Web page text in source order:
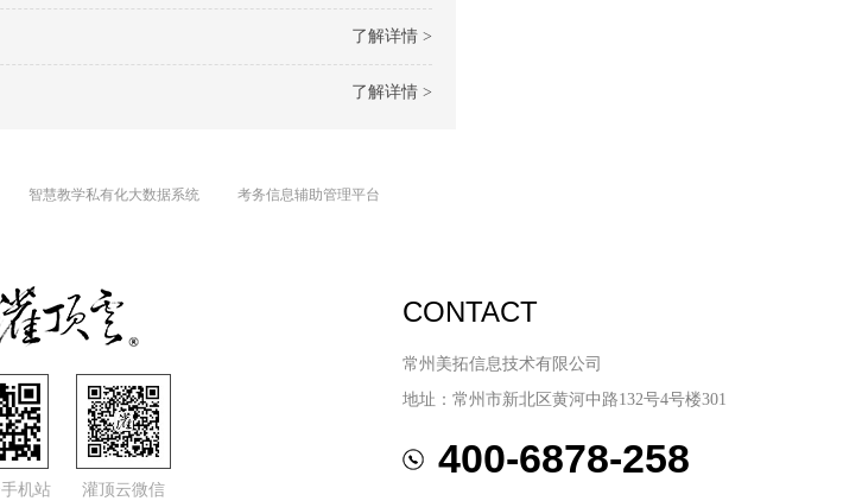
了解详情 >
了解详情 >
智慧教学私有化大数据系统 考务信息辅助管理平台
机站
灌顶云微信
CONTACT
常州美拓信息技术有限公司
地址：常州市新北区黄河中路132号4号楼301
400-6878-258